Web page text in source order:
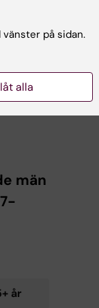
män
år
på sidan.
alla